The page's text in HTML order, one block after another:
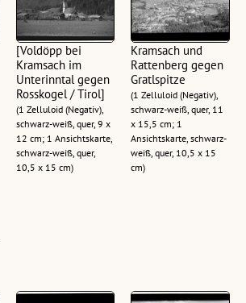
[Voldöpp bei
Kramsach im
Unterinntal gegen
Rosskogel / Tirol]
(1 Zelluloid (Negativ),
schwarz-weiß, quer, 9 x
12 cm; 1 Ansichtskarte,
schwarz-weiß, quer,
10,5 x 15 cm)
Kramsach und
Rattenberg gegen
Gratlspitze
(1 Zelluloid (Negativ),
schwarz-weiß, quer, 11
x 15,5 cm; 1
Ansichtskarte, schwarz-
weiß, quer, 10,5 x 15
cm)